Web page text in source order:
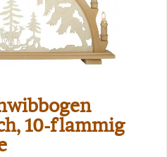
10-flammig